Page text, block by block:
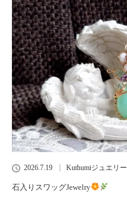
2026.7.19 Kuthumiジュエリー
石入りスワッグJewelry